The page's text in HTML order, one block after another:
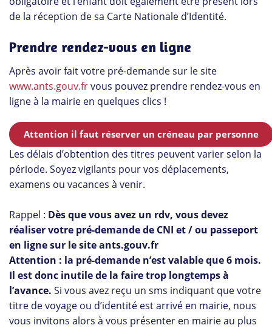
de la réception de sa Carte Nationale d’Identité.
Prendre rendez-vous en ligne
Après avoir fait votre pré-demande sur le site
www.ants.gouv.frvous pouvez prendre rendez-vous en
ligne à la mairie en quelques clics !
Attention il faut réserver un créneau par personne
Les délais d’obtention des titres peuvent varier selon la
période. Soyez vigilants pour vos déplacements,
examens ou vacances à venir.
Rappel : Dès que vous avez un rdv, vous devez
réaliser votre pré-demande de CNI et / ou passeport
en ligne sur le site ants.gouv.fr
Attention : la pré-demande n’est valable que 6 mois.
Il est donc inutile de la faire trop longtemps à
l’avance. Si vous avez reçu un sms indiquant que votre
titre de voyage ou d’identité est arrivé en mairie, nous
vous invitons alors à vous présenter en mairie au plus